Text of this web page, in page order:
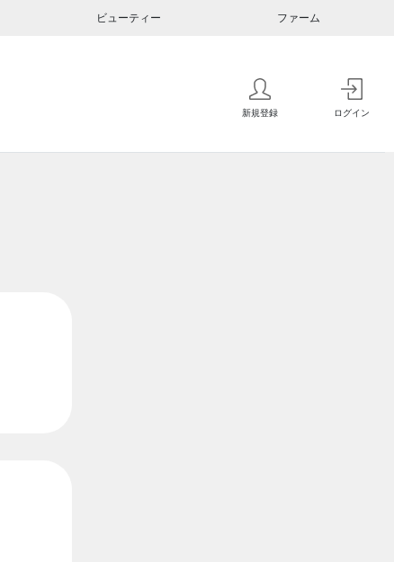
ビューティー ファーム
新規登録 ログイン